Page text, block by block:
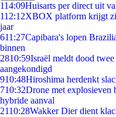
114:09Huisarts per direct uit
112:12XBOX platform krijgt
jaar
611:27Capibara's lopen
binnen
2810:59Israël meldt dood
aangekondigd
910:48Hiroshima herdenkt
710:32Drone met
hybride aanval
2110:28Wakker Dier dient